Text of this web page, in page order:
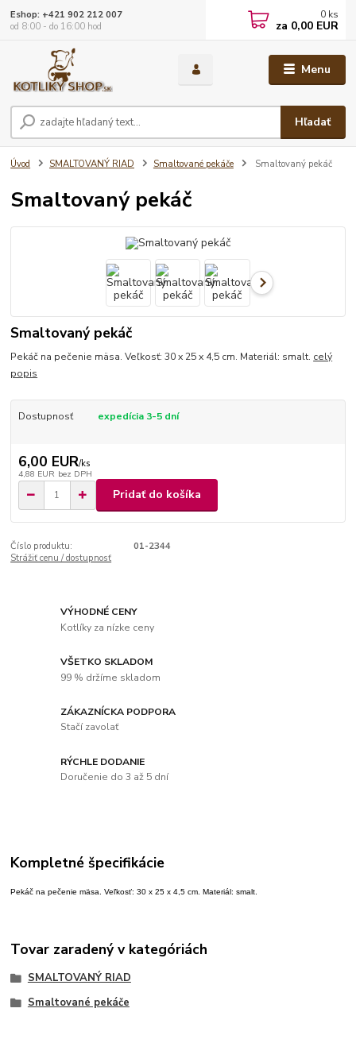
Menu
Hľadať
Eshop: +421 902 212 007
od 8:00 - do 16:00 hod
0 ks
za 0,00 EUR
Úvod SMALTOVANÝ RIAD Smaltované pekáče Smaltovaný pekáč
Smaltovaný pekáč
Smaltovaný pekáč
Pekáč na pečenie mäsa. Veľkosť: 30 x 25 x 4,5 cm. Materiál: smalt. celý
popis
Dostupnosť expedícia 3-5 dní
6,00 EUR/ks
4,88 EUR bez DPH
Pridať do košíka
Číslo produktu:
01-2344
Strážiť cenu / dostupnosť
VÝHODNÉ CENY
Kotlíky za nízke ceny
VŠETKO SKLADOM
99 % držíme skladom
ZÁKAZNÍCKA PODPORA
Stačí zavolať
RÝCHLE DODANIE
Doručenie do 3 až 5 dní
Kompletné špecifikácie
Pekáč na pečenie mäsa. Veľkosť: 30 x 25 x 4,5 cm. Materiál: smalt.
Tovar zaradený v kategóriách
SMALTOVANÝ RIAD
Smaltované pekáče